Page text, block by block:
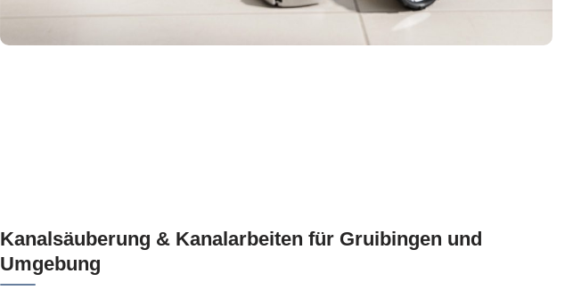
Kanalsäuberung & Kanalarbeiten für Gruibingen und
Umgebung